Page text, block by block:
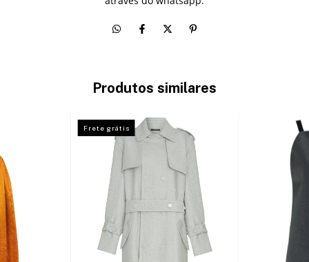
Produtos similares
Frete grátis